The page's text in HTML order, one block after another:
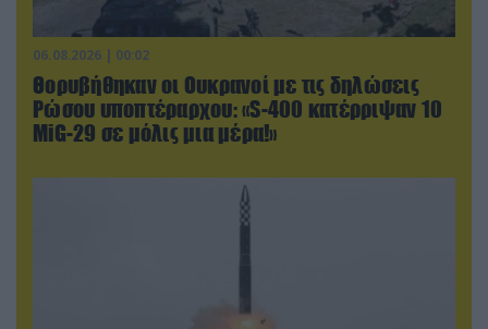
06.08.2026 | 00:02
Θορυβήθηκαν οι Ουκρανοί με τις δηλώσεις
Ρώσου υποπτέραρχου: «S-400 κατέρριψαν 10
MiG-29 σε μόλις μια μέρα!»